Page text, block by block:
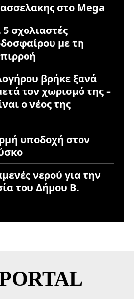
στο Mega
5 σχολιαστές
με τη
βρήκε ξανά
τον χωρισμό της –
ο νέος της
υποδοχή στον
νερού για την
του Δήμου Β.